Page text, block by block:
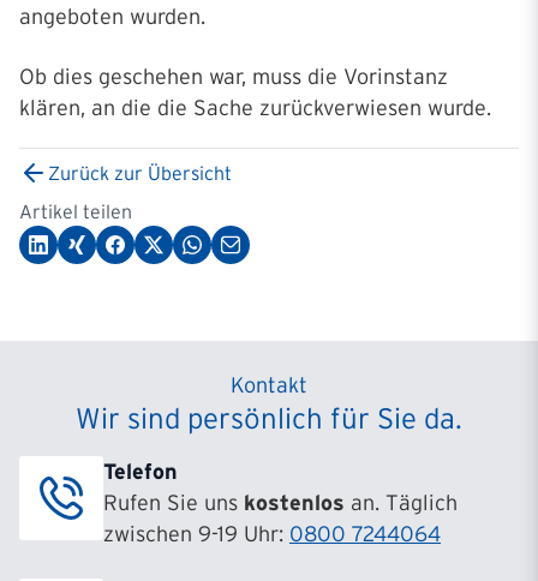
angeboten wurden.
Ob dies geschehen war, muss die Vorinstanz
klären, an die die Sache zurückverwiesen wurde.
Zurück zur Übersicht
Artikel teilen
Kontakt
Wir sind persönlich für Sie da.
Telefon
Rufen Sie uns kostenlos an. Täglich
zwischen 9-19 Uhr: 0800 7244064